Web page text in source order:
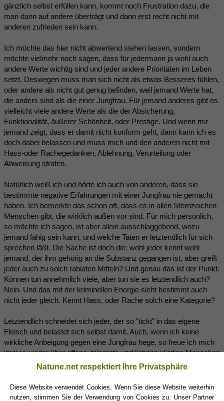
gänzlich selbst erfüllen kann, kommt noch Frustration dazu, die
man dann auf andere überträgt und dann erst recht nicht mit
anderen zufrieden sein kann.
Ich möchte das hier nicht abwertend stehen lassen, sondern
möchte vielmehr noch sagen, dass für jedermann ja wohl auch
andere Werte wichtig sind und jeder andere Prioritäten im Leben
setzt. Deswegen muss man sich nicht als etwas Besseres fühlen,
oder andere als nicht gut genug befinden, weil jemand Werte hat,
die anders sind als die einer Jungfrau. Für jemand anderes gibt es
vielleicht viele andere Werte als die der Absicherung,
Funktionalität, äußerer Schönheit, oder Prestige. Und wenn mir
jemand zeigt, dass er damit nicht konform geht, dann kann ich es
doch dabei belassen und muss mich und den anderen nicht mit
Hass-oder Rachegedanken, Ablehnung, Verurteilung oder
Abweisung strafen.
Natürlich weiß ich und hörte ich auch von anderen, dass sie
bestimmte negative Erfahrungen mit einer Jungfrau nie gemacht
haben. Ich bemerkte das schon oft, dass es in allen Sternzeichen
Menschen gibt, die wirklich außen vor sind. Für mich persönlich,
so möchte ich sagen, ist aber allein ausschlaggebend, wozu
jemand fähig sein kann, und welche Taten er letztendlich für sich
sprechen läßt. Die Sache ist doch die: wohl jeder kennt wohl
jemand, der ihm gehörig an die Substanz gegangen ist, aber greift
jeder auch zu solch rabiaten Mitteln? Und genau das ist der Punkt.
Können tun annehmlich viele, aber tun sie es letztendlich auch?
Nein. Und das mit der kriminellen Energie sieht bestimmt auch
nicht jeder gleich. Kennt Hass, oder Rache solch eine Kategorie?
Letztendlich schneidet sich jeder, der so "tickt" in das eigene
Fleisch und belastet sich selbst damit. Auch, wenn ich keine
wirkliche Anbeigung gegen eine Jungfrau hege, so freue ich mich
immer wieder über offene, tolerante und liebenswürdige Menschen
in meinem privaten Umfeld, die stark und mit sich selbst genug im
reinen sind, denn nur das ist eine Gewährleistung und eine Basis
für ein friedliches Miteinander.
Natune.net respektiert Ihre Privatsphäre
Diese Website verwendet Cookies. Wenn Sie diese Website weiterhin
nutzen, stimmen Sie der Verwendung von Cookies zu. Unser Partner